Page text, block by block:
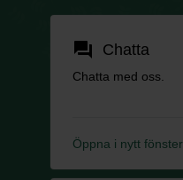
forum Chatta
Chatta med oss.
Öppna i nytt fönster